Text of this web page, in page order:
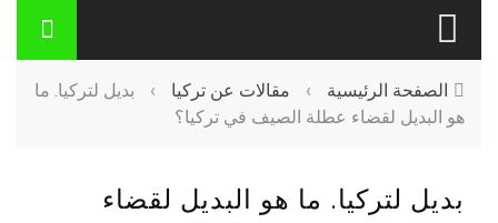
الصفحة الرئيسية › مقالات عن تركيا ›
بديل لتركيا. ما
هو البديل لقضاء عطلة الصيف في تركيا؟
بديل لتركيا. ما هو البديل لقضاء